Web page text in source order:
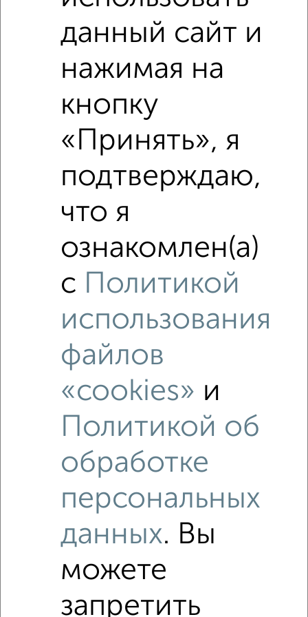
5 530 000
Средняя цена район
Это предложение
Похожие предложения рядом
2‑комнатные квартиры недалеко от Толстого 1б
Рядом, с меньшей ценой
Недалеко от Толстого 1б с ценой ниже
2-к квартира, вторичка, 41м², 3/4 этаж
данный сайт и
нажимая на
кнопку
«Принять», я
подтверждаю,
что я
ознакомлен(а)
с Политикой
использования
файлов
«cookies» и
Политикой об
обработке
персональных
данных. Вы
можете
запретить